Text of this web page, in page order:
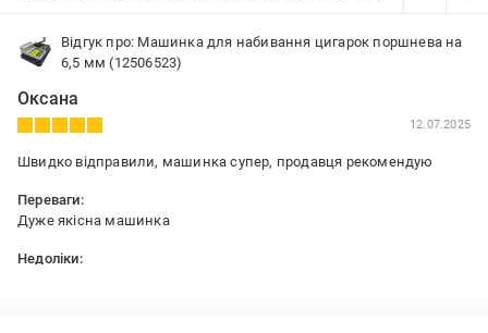
Відгук про: Машинка для набивання цигарок поршнева на
6,5 мм (12506523)
Оксана
12.07.2025
Швидко відправили, машинка супер, продавця рекомендую
Переваги:
Дуже якісна машинка
Недоліки: